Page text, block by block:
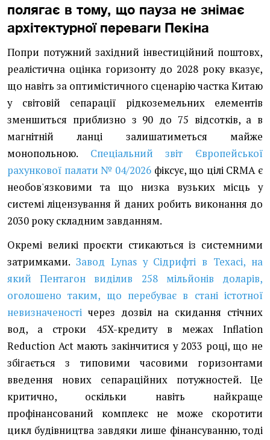
полягає в тому, що пауза не знімає
архітектурної переваги Пекіна
Попри потужний західний інвестиційний поштовх,
реалістична оцінка горизонту до 2028 року вказує,
що навіть за оптимістичного сценарію частка Китаю
у світовій сепарації рідкоземельних елементів
зменшиться приблизно з 90 до 75 відсотків, а в
магнітній ланці залишатиметься майже
монопольною. Спеціальний звіт Європейської
рахункової палати № 04/2026 фіксує, що цілі CRMA є
необов'язковими та що низка вузьких місць у
системі ліцензування й даних робить виконання до
2030 року складним завданням.
Окремі великі проєкти стикаються із системними
затримками. Завод Lynas у Сідрифті в Техасі, на
який Пентагон виділив 258 мільйонів доларів,
оголошено таким, що перебуває в стані істотної
невизначеності через дозвіл на скидання стічних
вод, а строки 45X-кредиту в межах Inflation
Reduction Act мають закінчитися у 2033 році, що не
збігається з типовими часовими горизонтами
введення нових сепараційних потужностей. Це
критично, оскільки навіть найкраще
профінансований комплекс не може скоротити
цикл будівництва завдяки лише фінансуванню, тоді